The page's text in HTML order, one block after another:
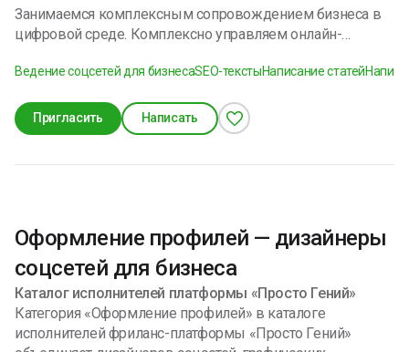
Занимаемся комплексным сопровождением бизнеса в
цифровой среде. Комплексно управляем онлайн-
реклама. Работаем системно — от стратегии до
сопровождение: Стратегия и управление - Анализ
бизнеса, ниши и ЦА - Формирование digital-стратегии -
Директ) - Управление рекламным бюджетом
Социальные сети - Контент-стратегия - Ведение
аккаунтов - Рост вовлечённости и доверия Контроль и
результат - Аналитика показателей - Оптимизация
стратегии - Фокус на заявки и продажи
Ведение соцсетей для бизнесаSEO-текстыНаписание статей
Пригласить Написать
Оформление профилей — дизайнеры
соцсетей для бизнеса
Каталог исполнителей платформы «Просто Гений»
Категория «Оформление профилей» в каталоге
исполнителей фриланс-платформы «Просто Гений»